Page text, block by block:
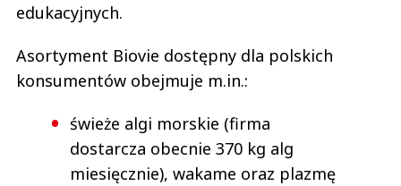
edukacyjnych.
Asortyment Biovie dostępny dla polskich
konsumentów obejmuje m.in.:
świeże algi morskie (firma
dostarcza obecnie 370 kg alg
miesięcznie), wakame oraz plazmę